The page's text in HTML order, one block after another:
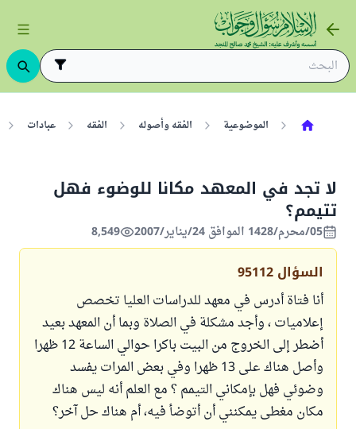
الموضوعية الفقه وأصوله الفقه عبادات
لا تجد في المعهد مكانا للوضوء فهل
تتيمم؟
05/محرم/1428 الموافق 24/يناير/2007 8,549
السؤال 95112
أنا فتاة أدرس في معهد للدراسات العليا تخصص
إعلاميات ، وأجد مشكلة في الصلاة وبما أن المعهد بعيد
أضطر إلى الخروج من البيت باكرا حوالي الساعة 12 ظهرا
وأصل هناك على 13 ظهرا وفي بعض المرات يفسد
وضوئي فهل بإمكاني التيمم ؟ مع العلم أنه ليس هناك
مكان مغطى يمكنني أن أتوضأ فيه، أم هناك حل آخر؟